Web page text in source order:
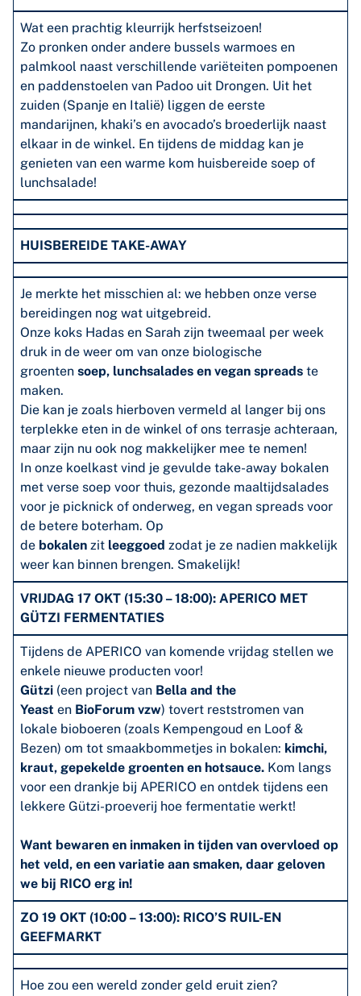
Wat een prachtig kleurrijk herfstseizoen!
Zo pronken onder andere bussels warmoes en
palmkool naast verschillende variëteiten pompoenen
en paddenstoelen van Padoo uit Drongen. Uit het
zuiden (Spanje en Italië) liggen de eerste
mandarijnen, khaki’s en avocado’s broederlijk naast
elkaar in de winkel. En tijdens de middag kan je
genieten van een warme kom huisbereide soep of
lunchsalade!
HUISBEREIDE TAKE-AWAY
Je merkte het misschien al: we hebben onze verse
bereidingen nog wat uitgebreid.
Onze koks Hadas en Sarah zijn tweemaal per week
druk in de weer om van onze biologische
groenten soep, lunchsalades en vegan spreads te
maken.
Die kan je zoals hierboven vermeld al langer bij ons
terplekke eten in de winkel of ons terrasje achteraan,
maar zijn nu ook nog makkelijker mee te nemen!
In onze koelkast vind je gevulde take-away bokalen
met verse soep voor thuis, gezonde maaltijdsalades
voor je picknick of onderweg, en vegan spreads voor
de betere boterham. Op
de bokalen zit leeggoed zodat je ze nadien makkelijk
weer kan binnen brengen. Smakelijk!
VRIJDAG 17 OKT (15:30 – 18:00): APERICO MET
GÜTZI FERMENTATIES
Tijdens de APERICO van komende vrijdag stellen we
enkele nieuwe producten voor!
Gützi (een project van Bella and the
Yeast en BioForum vzw) tovert reststromen van
lokale bioboeren (zoals Kempengoud en Loof &
Bezen) om tot smaakbommetjes in bokalen: kimchi,
kraut, gepekelde groenten en hotsauce. Kom langs
voor een drankje bij APERICO en ontdek tijdens een
lekkere Gützi-proeverij hoe fermentatie werkt!
Want bewaren en inmaken in tijden van overvloed op
het veld, en een variatie aan smaken, daar geloven
we bij RICO erg in!
ZO 19 OKT (10:00 – 13:00): RICO’S RUIL-EN
GEEFMARKT
Hoe zou een wereld zonder geld eruit zien?